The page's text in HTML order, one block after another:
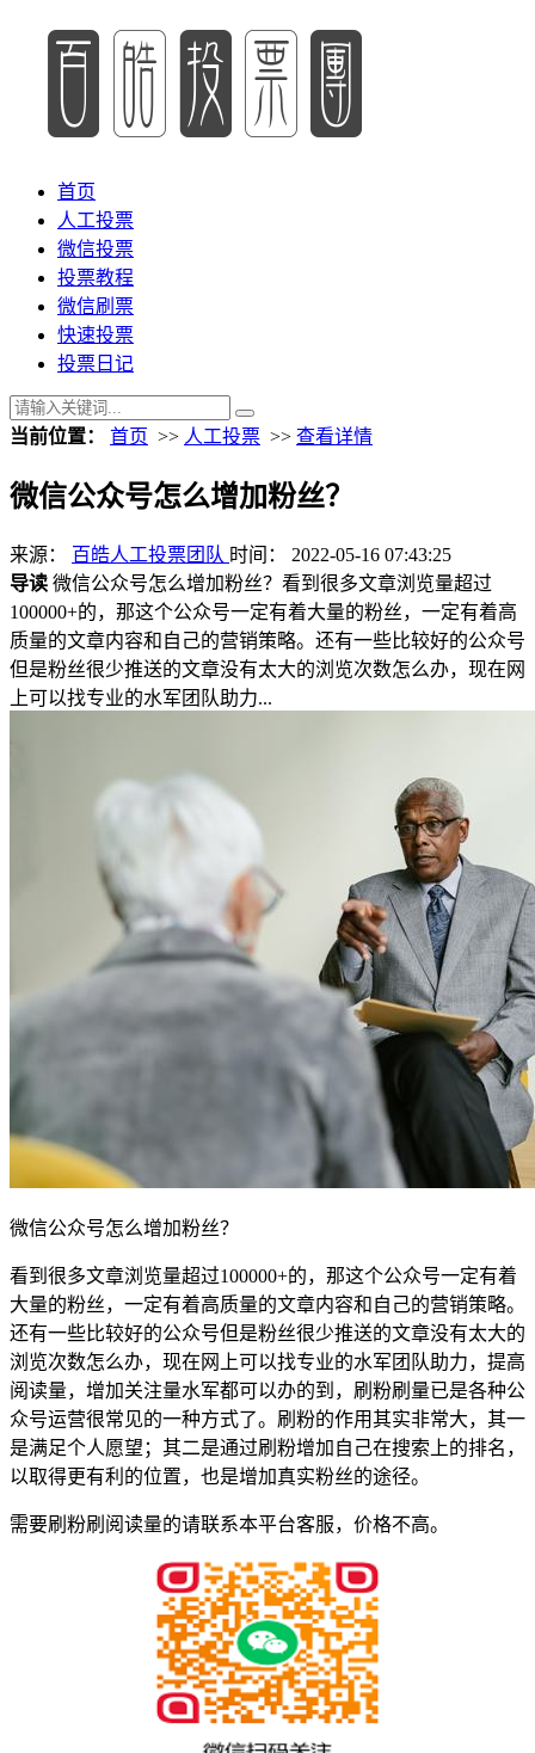
首页
人工投票
微信投票
投票教程
微信刷票
快速投票
投票日记
当前位置： 首页 >> 人工投票 >> 查看详情
微信公众号怎么增加粉丝？
来源： 百皓人工投票团队 时间： 2022-05-16 07:43:25
导读 微信公众号怎么增加粉丝？看到很多文章浏览量超过
100000+的，那这个公众号一定有着大量的粉丝，一定有着高
质量的文章内容和自己的营销策略。还有一些比较好的公众号
但是粉丝很少推送的文章没有太大的浏览次数怎么办，现在网
上可以找专业的水军团队助力...
微信公众号怎么增加粉丝？
看到很多文章浏览量超过100000+的，那这个公众号一定有着
大量的粉丝，一定有着高质量的文章内容和自己的营销策略。
还有一些比较好的公众号但是粉丝很少推送的文章没有太大的
浏览次数怎么办，现在网上可以找专业的水军团队助力，提高
阅读量，增加关注量水军都可以办的到，刷粉刷量已是各种公
众号运营很常见的一种方式了。刷粉的作用其实非常大，其一
是满足个人愿望；其二是通过刷粉增加自己在搜索上的排名，
以取得更有利的位置，也是增加真实粉丝的途径。
需要刷粉刷阅读量的请联系本平台客服，价格不高。